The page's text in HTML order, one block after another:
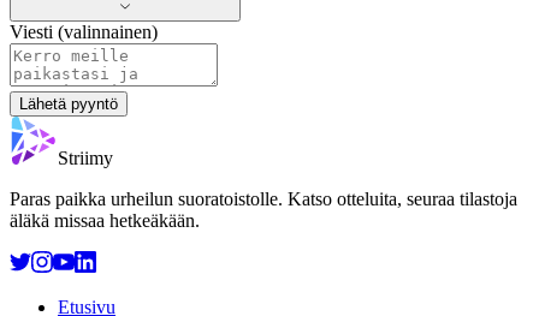
Viesti (valinnainen)
Lähetä pyyntö
Striimy
Paras paikka urheilun suoratoistolle. Katso otteluita, seuraa tilastoja
äläkä missaa hetkeäkään.
Etusivu